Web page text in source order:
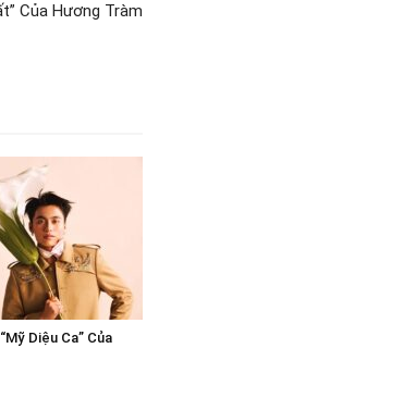
Của Hương Tràm
Diệu Ca” Của